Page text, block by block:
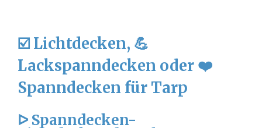
☑️ Lichtdecken, 💪
Lackspanndecken oder ❤️
Spanndecken für Tarp
ᐅ Spanndecken-